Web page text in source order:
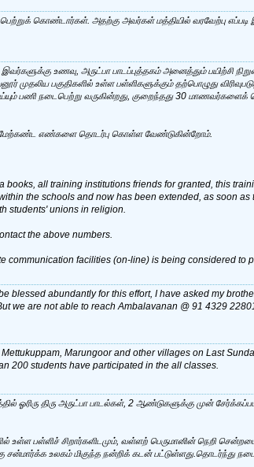
கொண்டார்கள். அதற்கு அவர்கள் மத்தியில் வரவேற்பு எப்படி
உணவு, அருட்பா பாடப்புத்தகம் அனைத்தும் பயிற்சி
முதலிய பகுதிகளில் உள்ள பள்ளிகளுக்கும் தற்பொழுது
செய்யும் பணி நடைபெற்று வருகின்றது, குறைந்தது 30
மேற்கண்ட எண்களை தொடர்பு கொள்ள வேண்டுகின்றோம்.
all training institutions friends for granted, this
the schools and now has been extended, as soon
students' unions in religion.
the above numbers.
communication facilities (on-line) is being considered to
blessed abundantly for this effort, I have asked my
we are not able to reach Ambalavanan @ 91 4329
Marungoor and other villages on Last
200 students have participated in the all classes.
ஓரிரு திரு அருட்பா பாடல்கள், 2 ஆண்டுகளுக்கு முன்
உள்ள பள்ளிச் சிறார்களிடமும், வள்ளற் பெருமானின் நெறி
சன்மார்க்க உலகம் மிகுந்த நன்றிக் கடன் பட்டுள்ளது.தொடர்ந்து